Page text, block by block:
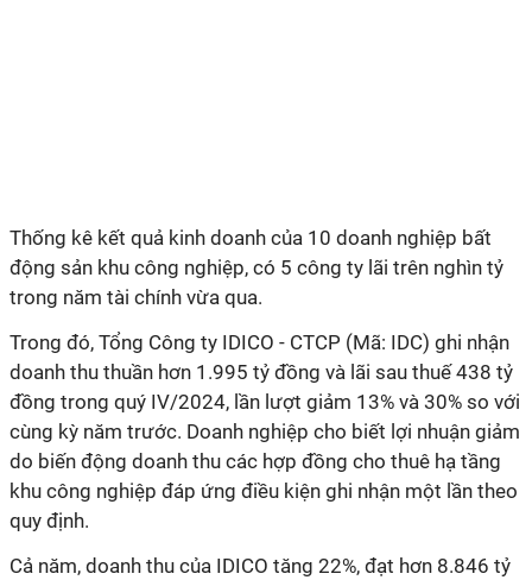
Thống kê kết quả kinh doanh của 10 doanh nghiệp bất
động sản khu công nghiệp, có 5 công ty lãi trên nghìn tỷ
trong năm tài chính vừa qua.
Trong đó, Tổng Công ty IDICO - CTCP (Mã: IDC) ghi nhận
doanh thu thuần hơn 1.995 tỷ đồng và lãi sau thuế 438 tỷ
đồng trong quý IV/2024, lần lượt giảm 13% và 30% so với
cùng kỳ năm trước. Doanh nghiệp cho biết lợi nhuận giảm
do biến động doanh thu các hợp đồng cho thuê hạ tầng
khu công nghiệp đáp ứng điều kiện ghi nhận một lần theo
quy định.
Cả năm, doanh thu của IDICO tăng 22%, đạt hơn 8.846 tỷ